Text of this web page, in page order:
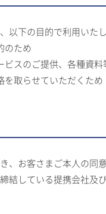
以下の目的で利用いた
のため
ビスのご提供、各種資
を取らせていただくため
、お客さまご本人の同
結している提携会社及